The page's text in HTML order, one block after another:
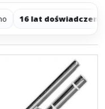
16 lat doświadczenia